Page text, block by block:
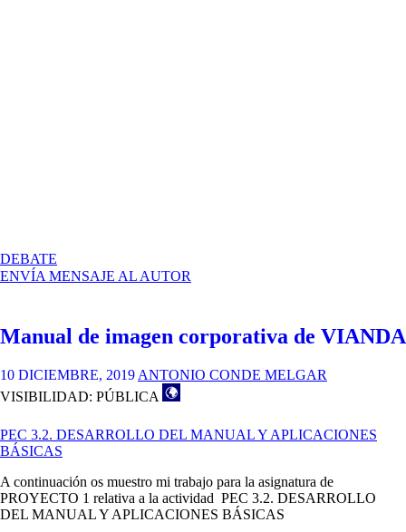
DEBATE
PEC
LAS
BÁSICAS
ENVÍA MENSAJE AL AUTOR
Manual de imagen corporativa de VIANDA
10 DICIEMBRE, 2019 ANTONIO CONDE MELGAR
VISIBILIDAD: PÚBLICA
PEC 3.2. DESARROLLO DEL MANUAL Y APLICACIONES
BÁSICAS
A continuación os muestro mi trabajo para la asignatura de
PROYECTO 1 relativa a la actividad PEC 3.2. DESARROLLO
DEL MANUAL Y APLICACIONES BÁSICAS